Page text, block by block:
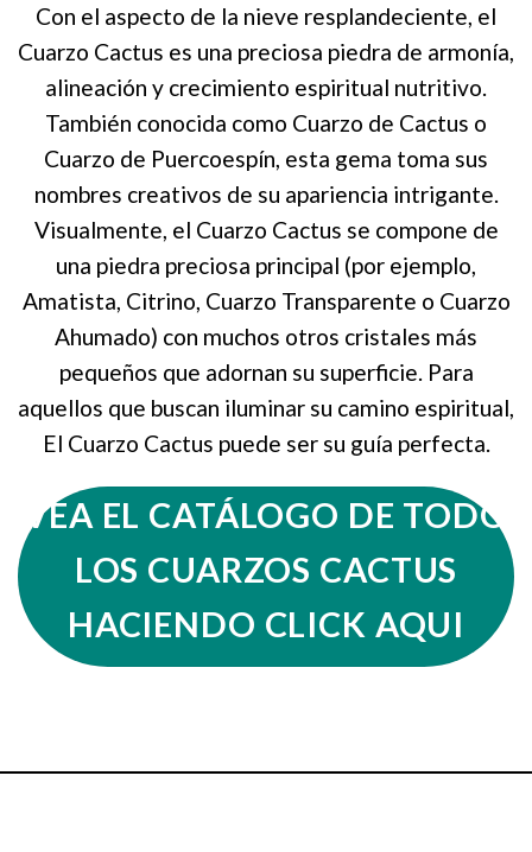
Con el aspecto de la nieve resplandeciente, el
Cuarzo Cactus es una preciosa piedra de armonía,
alineación y crecimiento espiritual nutritivo.
También conocida como Cuarzo de Cactus o
Cuarzo de Puercoespín, esta gema toma sus
nombres creativos de su apariencia intrigante.
Visualmente, el Cuarzo Cactus se compone de
una piedra preciosa principal (por ejemplo,
Amatista, Citrino, Cuarzo Transparente o Cuarzo
Ahumado) con muchos otros cristales más
pequeños que adornan su superficie. Para
aquellos que buscan iluminar su camino espiritual,
El Cuarzo Cactus puede ser su guía perfecta.
VEA EL CATÁLOGO DE TODO
LOS CUARZOS CACTUS
HACIENDO CLICK AQUI